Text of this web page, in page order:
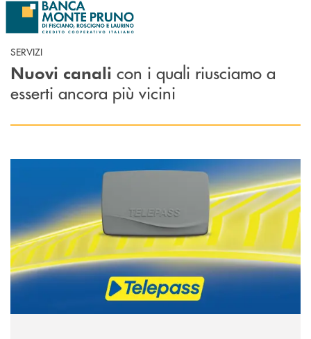
Salta al contenuto principale
SERVIZI
Nuovi canali con i quali riusciamo a
esserti ancora più vicini